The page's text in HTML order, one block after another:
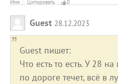
Имя Цитировать 0
Guest 28.12.2023
Guest пишет:
Что есть то есть. У 28
по дороге течет, всё в